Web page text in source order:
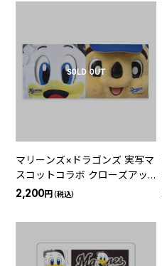
SOLD OUT
マリーンズ×ドラゴンズ 実写マ
スコットコラボ クローズアッ
プフェイスタオル
2,200円（税込）